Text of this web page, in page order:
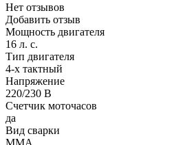
Нет отзывов
Добавить отзыв
Мощность двигателя
16 л. с.
Тип двигателя
4-х тактный
Напряжение
220/230 В
Счетчик моточасов
да
Вид сварки
MMA